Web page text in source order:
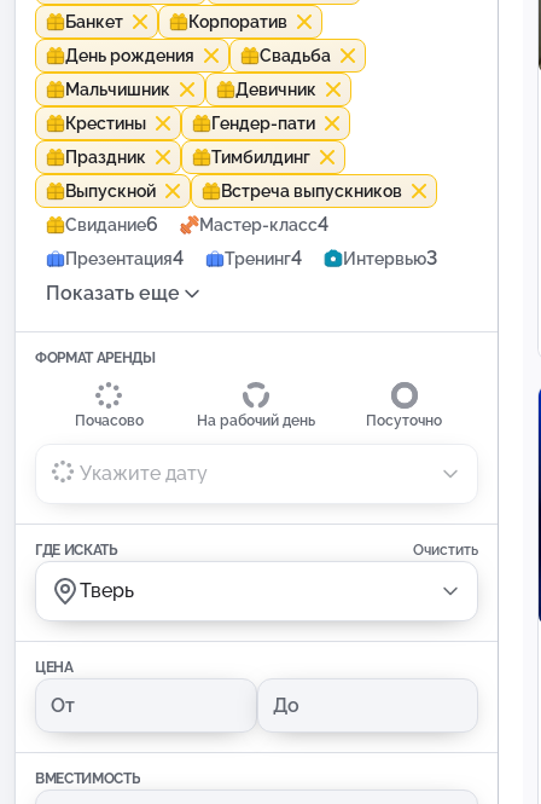
Банкет
Корпоратив
День рождения
Свадьба
Мальчишник
Девичник
Крестины
Гендер-пати
Праздник
Тимбилдинг
Выпускной
Встреча выпускников
Свидание6 Мастер-класс4
Презентация4 Тренинг4 Интервью3
Показать еще
ФОРМАТ АРЕНДЫ
Почасово На рабочий день Посуточно
Укажите дату
ГДЕ ИСКАТЬ Очистить
Тверь
ЦЕНА
ВМЕСТИМОСТЬ